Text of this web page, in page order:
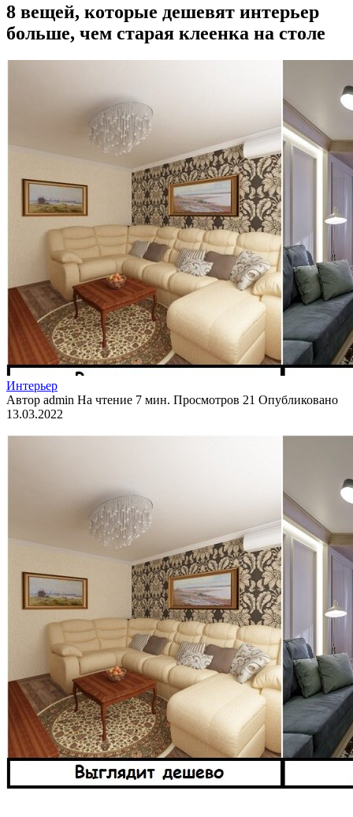
8 вещей, которые дешевят интерьер
больше, чем старая клеенка на столе
Интерьер
Автор admin На чтение 7 мин. Просмотров 21 Опубликовано
13.03.2022